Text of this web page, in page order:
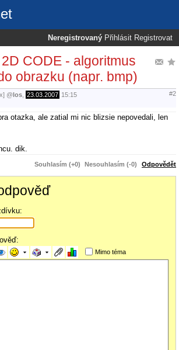
Neregistrovaný Přihlásit Registrovat
CODE - algoritmus
obrazku (napr. bmp)
@los 23.03.2007 15:15 #2
otazka, ale zatial mi nic blizsie nepovedali, len
dik.
Souhlasím (+0) Nesouhlasím (-0) Odpovědět
Mimo téma